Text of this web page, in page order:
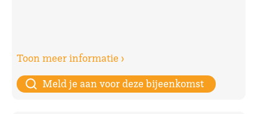
Toon meer informatie ›
Meld je aan voor deze bijeenkomst